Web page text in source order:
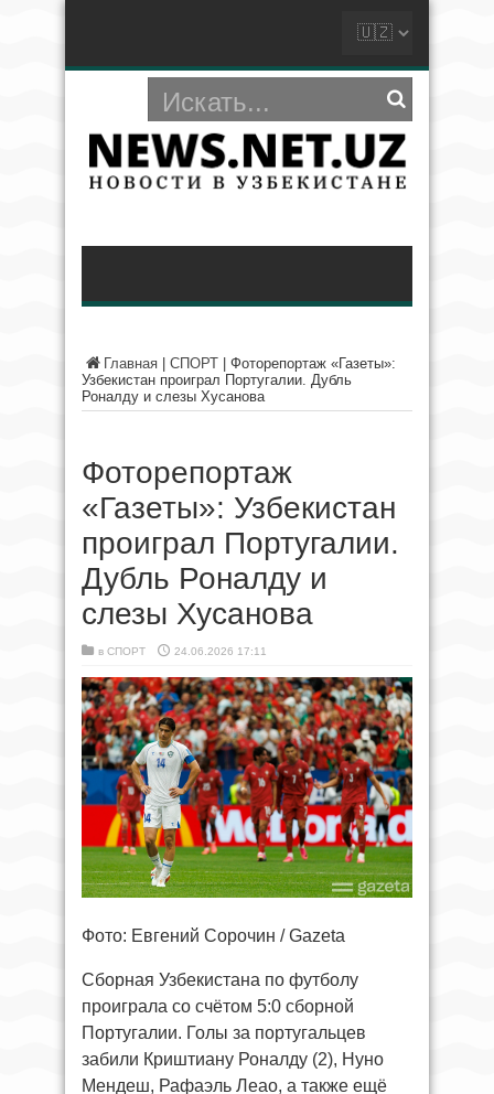
Главная СПОРТ
Фоторепортаж «Газеты»:
Узбекистан проиграл Португалии. Дубль
Роналду и слезы Хусанова
Фоторепортаж
«Газеты»: Узбекистан
проиграл Португалии.
Дубль Роналду и
слезы Хусанова
в СПОРТ 24.06.2026 17:11
Фото: Евгений Сорочин / Gazeta
Сборная Узбекистана по футболу
проиграла со счётом 5:0 сборной
Португалии. Голы за португальцев
забили Криштиану Роналду (2), Нуно
Мендеш, Рафаэль Леао, а также ещё